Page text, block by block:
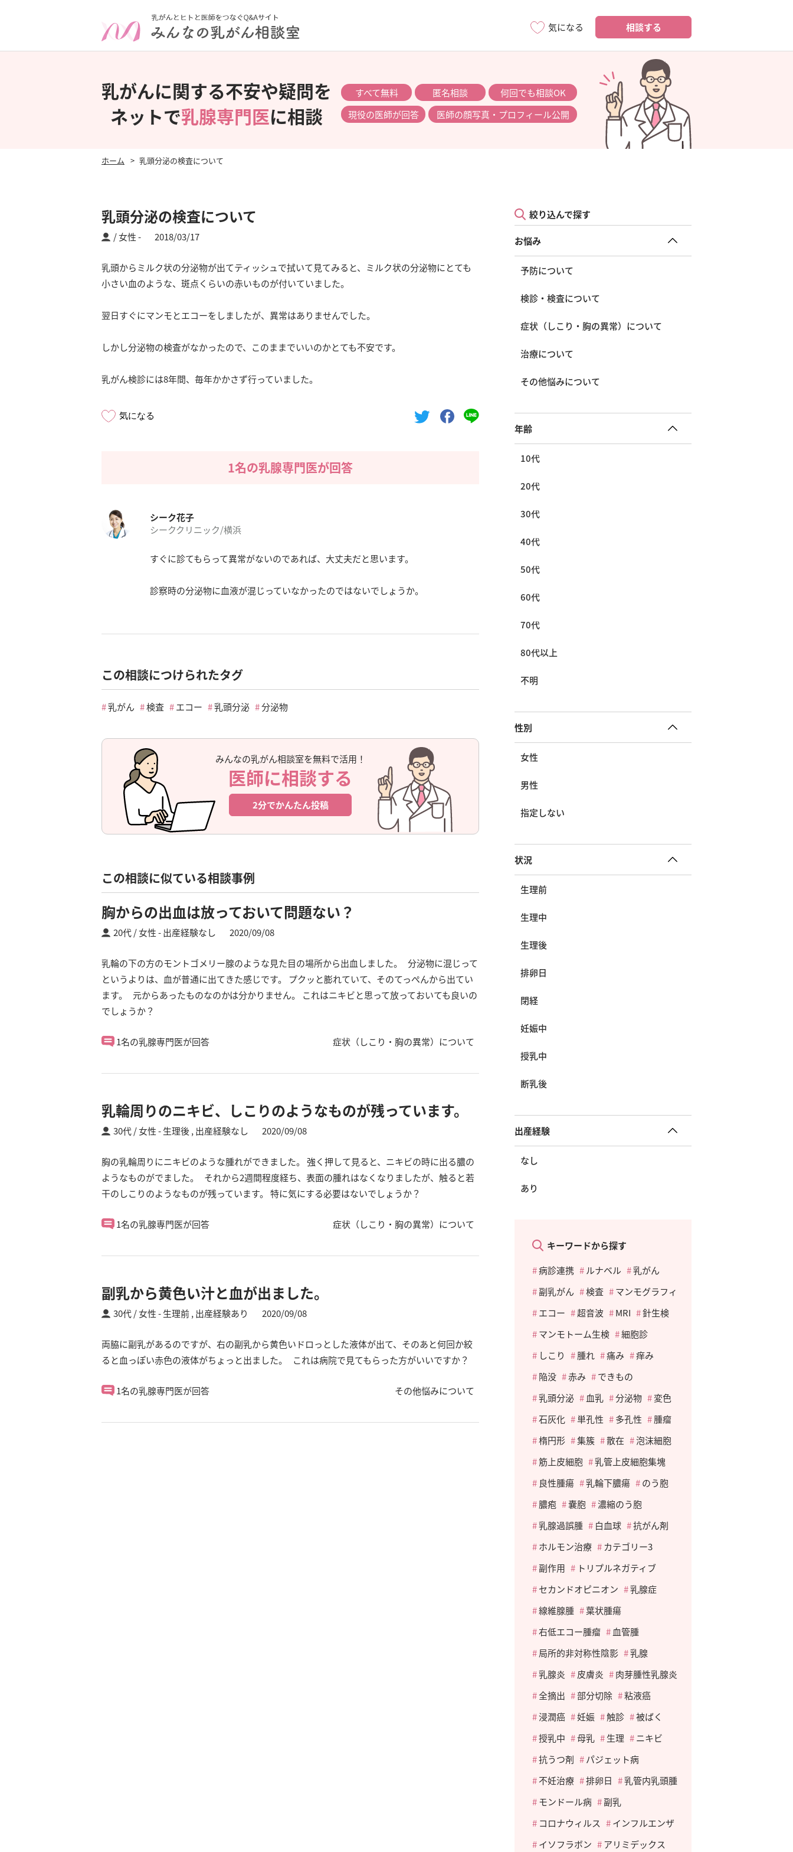
気になる 相談する
乳がんに関する不安や疑問を
ネットで乳腺専門医に相談
すべて無料 匿名相談
何回でも相談OK
現役の医師が回答
医師の顔写真・プロフィール公開
ホーム 乳頭分泌の検査について
乳頭分泌の検査について
/ 女性 2018/03/17
乳頭からミルク状の分泌物が出てティッシュで拭いて見てみると、ミルク状の分泌物にとても
小さい血のような、斑点くらいの赤いものが付いていました。
翌日すぐにマンモとエコーをしましたが、異常はありませんでした。
しかし分泌物の検査がなかったので、このままでいいのかとても不安です。
乳がん検診には8年間、毎年かかさず行っていました。
気になる
1名の乳腺専門医が回答
シーク花子
シーククリニック/横浜
すぐに診てもらって異常がないのであれば、大丈夫だと思います。
診察時の分泌物に血液が混じっていなかったのではないでしょうか。
この相談につけられたタグ
乳がん 検査 エコー 乳頭分泌 分泌物
みんなの乳がん相談室を無料で活用！
医師に相談する
2分でかんたん投稿
この相談に似ている相談事例
胸からの出血は放っておいて問題ない？
20代 / 女性 出産経験なし 2020/09/08
乳輪の下の方のモントゴメリー腺のような見た目の場所から出血しました。 分泌物に混じって
というよりは、血が普通に出てきた感じです。 プクッと膨れていて、そのてっぺんから出てい
ます。 元からあったものなのかは分かりません。 これはニキビと思って放っておいても良いの
でしょうか？
症状（しこり・胸の異常）について
1名の乳腺専門医が回答
乳輪周りのニキビ、しこりのようなものが残っています。
30代 / 女性 生理後 , 出産経験なし 2020/09/08
胸の乳輪周りにニキビのような腫れができました。 強く押して見ると、ニキビの時に出る膿の
ようなものがでました。 それから2週間程度経ち、表面の腫れはなくなりましたが、触ると若
干のしこりのようなものが残っています。 特に気にする必要はないでしょうか？
症状（しこり・胸の異常）について
1名の乳腺専門医が回答
副乳から黄色い汁と血が出ました。
30代 / 女性 生理前 , 出産経験あり 2020/09/08
両脇に副乳があるのですが、右の副乳から黄色いドロっとした液体が出て、そのあと何回か絞
ると血っぽい赤色の液体がちょっと出ました。 これは病院で見てもらった方がいいですか？
その他悩みについて
1名の乳腺専門医が回答
絞り込んで探す
お悩み
予防について
検診・検査について
症状（しこり・胸の異常）について
治療について
その他悩みについて
年齢
10代
20代
30代
40代
50代
60代
70代
80代以上
不明
性別
女性
男性
指定しない
状況
生理前
生理中
生理後
排卵日
閉経
妊娠中
授乳中
断乳後
出産経験
なし
あり
キーワードから探す
病診連携
ルナベル
乳がん
副乳がん
検査
マンモグラフィ
エコー
超音波 MRI
針生検
マンモトーム生検
細胞診
しこり
腫れ 痛み
痒み
陥没
赤み
できもの
乳頭分泌
血乳 分泌物
変色
石灰化
単孔性 多孔性
腫瘤
楕円形
集簇 散在
泡沫細胞
筋上皮細胞
乳管上皮細胞集塊
良性腫瘍
乳輪下膿瘍
のう胞
膿疱
嚢胞
濃縮のう胞
乳腺過誤腫
白血球
抗がん剤
ホルモン治療
カテゴリー3
副作用
トリプルネガティブ
セカンドオピニオン
乳腺症
線維腺腫
葉状腫瘍
右低エコー腫瘤
血管腫
局所的非対称性陰影
乳腺
乳腺炎
皮膚炎
肉芽腫性乳腺炎
全摘出
部分切除
粘液癌
浸潤癌
妊娠 触診
被ばく
授乳中
母乳 生理
ニキビ
抗うつ剤
パジェット病
不妊治療
排卵日
乳管内乳頭腫
モンドール病
副乳
コロナウィルス
インフルエンザ
イソフラボン
アリミデックス